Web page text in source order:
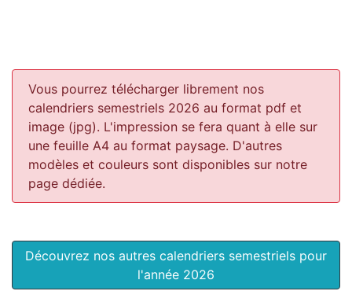
Vous pourrez télécharger librement nos
calendriers semestriels 2026 au format pdf et
image (jpg). L'impression se fera quant à elle sur
une feuille A4 au format paysage. D'autres
modèles et couleurs sont disponibles sur notre
page dédiée.
Découvrez nos autres calendriers semestriels pour
l'année 2026